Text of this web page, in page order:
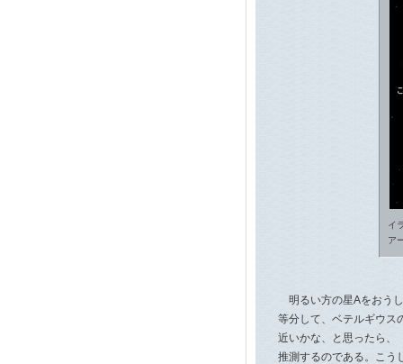
イ
ア
明るい方の星Aをおう
等分して、ベテルギウ
近いかな、と思ったら
推測するのである。こう